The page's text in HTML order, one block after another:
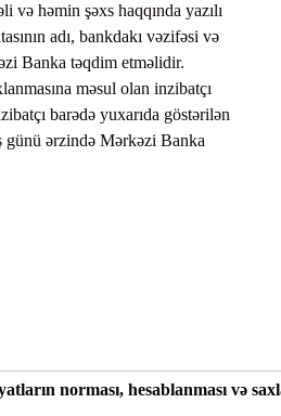
və həmin şəxs haqqında yazılı
adı, bankdakı vəzifəsi və
Banka təqdim etməlidir.
məsul olan inzibatçı
barədə yuxarıda göstərilən
günü ərzində Mərkəzi Banka
norması, hesablanması və